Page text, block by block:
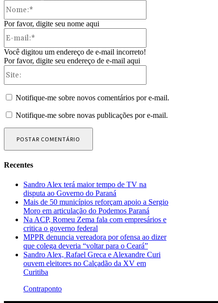
Por favor, digite seu nome aqui
Você digitou um endereço de e-mail incorreto!
Por favor, digite seu endereço de e-mail aqui
Notifique-me sobre novos comentários por e-mail.
Notifique-me sobre novas publicações por e-mail.
Recentes
Sandro Alex terá maior tempo de TV na
disputa ao Governo do Paraná
Mais de 50 municípios reforçam apoio a Sergio
Moro em articulação do Podemos Paraná
Na ACP, Romeu Zema fala com empresários e
critica o governo federal
MPPR denuncia vereadora por ofensa ao dizer
que colega deveria “voltar para o Ceará”
Sandro Alex, Rafael Greca e Alexandre Curi
ouvem eleitores no Calçadão da XV em
Curitiba
Contraponto